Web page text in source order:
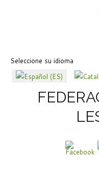
Seleccione su idioma